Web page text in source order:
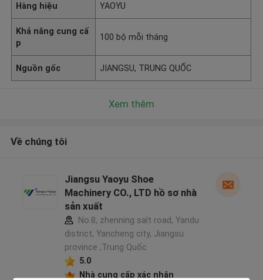
Hàng hiệu YAOYU
Khả năng cung cấ
p
100 bộ mỗi tháng
Nguồn gốc JIANGSU, TRUNG QUỐC
Xem thêm
Về chúng tôi
Jiangsu Yaoyu Shoe
Machinery CO., LTD hồ sơ nhà
sản xuất
No.8, zhenning salt road, Yandu
district, Yancheng city, Jiangsu
province ,Trung Quốc
5.0
Nhà cung cấp xác nhận